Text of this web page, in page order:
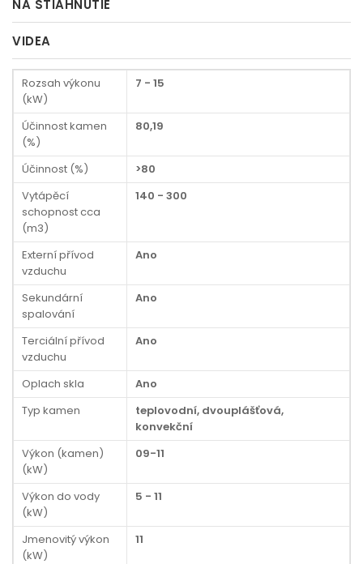
NA STIAHNUTIE
VIDEA
Rozsah výkonu
(kW)
7 - 15
Účinnost kamen
(%)
80,19
Účinnost (%)
>80
Vytápěcí
schopnost cca
(m3)
140 - 300
Externí přívod
vzduchu
Ano
Sekundární
spalování
Ano
Terciální přívod
vzduchu
Ano
Oplach skla
Ano
Typ kamen
teplovodní, dvouplášťová,
konvekční
Výkon (kamen)
(kW)
09-11
Výkon do vody
(kW)
5 - 11
Jmenovitý výkon
(kW)
11